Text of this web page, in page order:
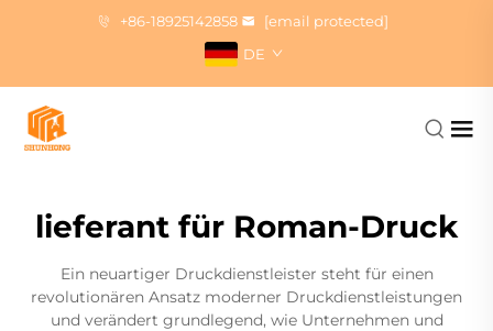
+86-18925142858
[email protected]
DE
lieferant für Roman-Druck
Ein neuartiger Druckdienstleister steht für einen
revolutionären Ansatz moderner Druckdienstleistungen
und verändert grundlegend, wie Unternehmen und